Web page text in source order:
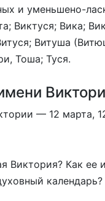
и уменьшено-
Виктуся; Вика;
Витуша
Тоша; Туся.
— 12 марта,
Виктория? Как ее
календарь?